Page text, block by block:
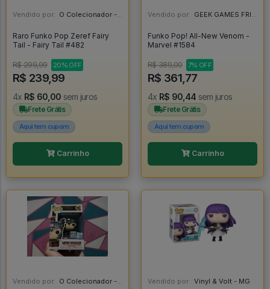
Vendido por: O Colecionador - SP
Raro Funko Pop Zeref Fairy
Tail - Fairy Tail #482
R$ 299,99 20% OFF
R$ 239,99
4x R$ 60,00 sem juros
Frete Grátis
Aqui tem cupom
Carrinho
Vendido por: GEEK GAMES FRIEND - RJ
Funko Pop! All-New Venom -
Marvel #1584
R$ 389,00 7% OFF
R$ 361,77
4x R$ 90,44 sem juros
Frete Grátis
Aqui tem cupom
Carrinho
Vendido por: O Colecionador - SP Vendido por: Vinyl & Volt - MG